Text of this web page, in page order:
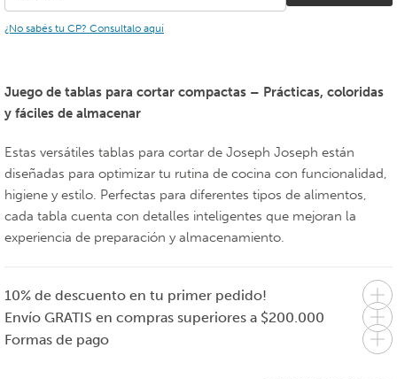
¿No sabés tu CP? Consultalo aquí
Juego de tablas para cortar compactas – Prácticas, coloridas
y fáciles de almacenar
Estas versátiles tablas para cortar de Joseph Joseph están
diseñadas para optimizar tu rutina de cocina con funcionalidad,
higiene y estilo. Perfectas para diferentes tipos de alimentos,
cada tabla cuenta con detalles inteligentes que mejoran la
experiencia de preparación y almacenamiento.
10% de descuento en tu primer pedido!
Envío GRATIS en compras superiores a $200.000
Formas de pago